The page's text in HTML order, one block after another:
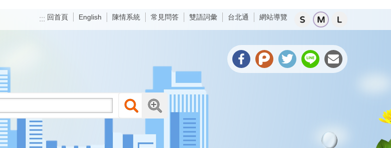
::: 回首頁 English 陳情系統 常見問答 雙語詞彙 台北通 網站導覽